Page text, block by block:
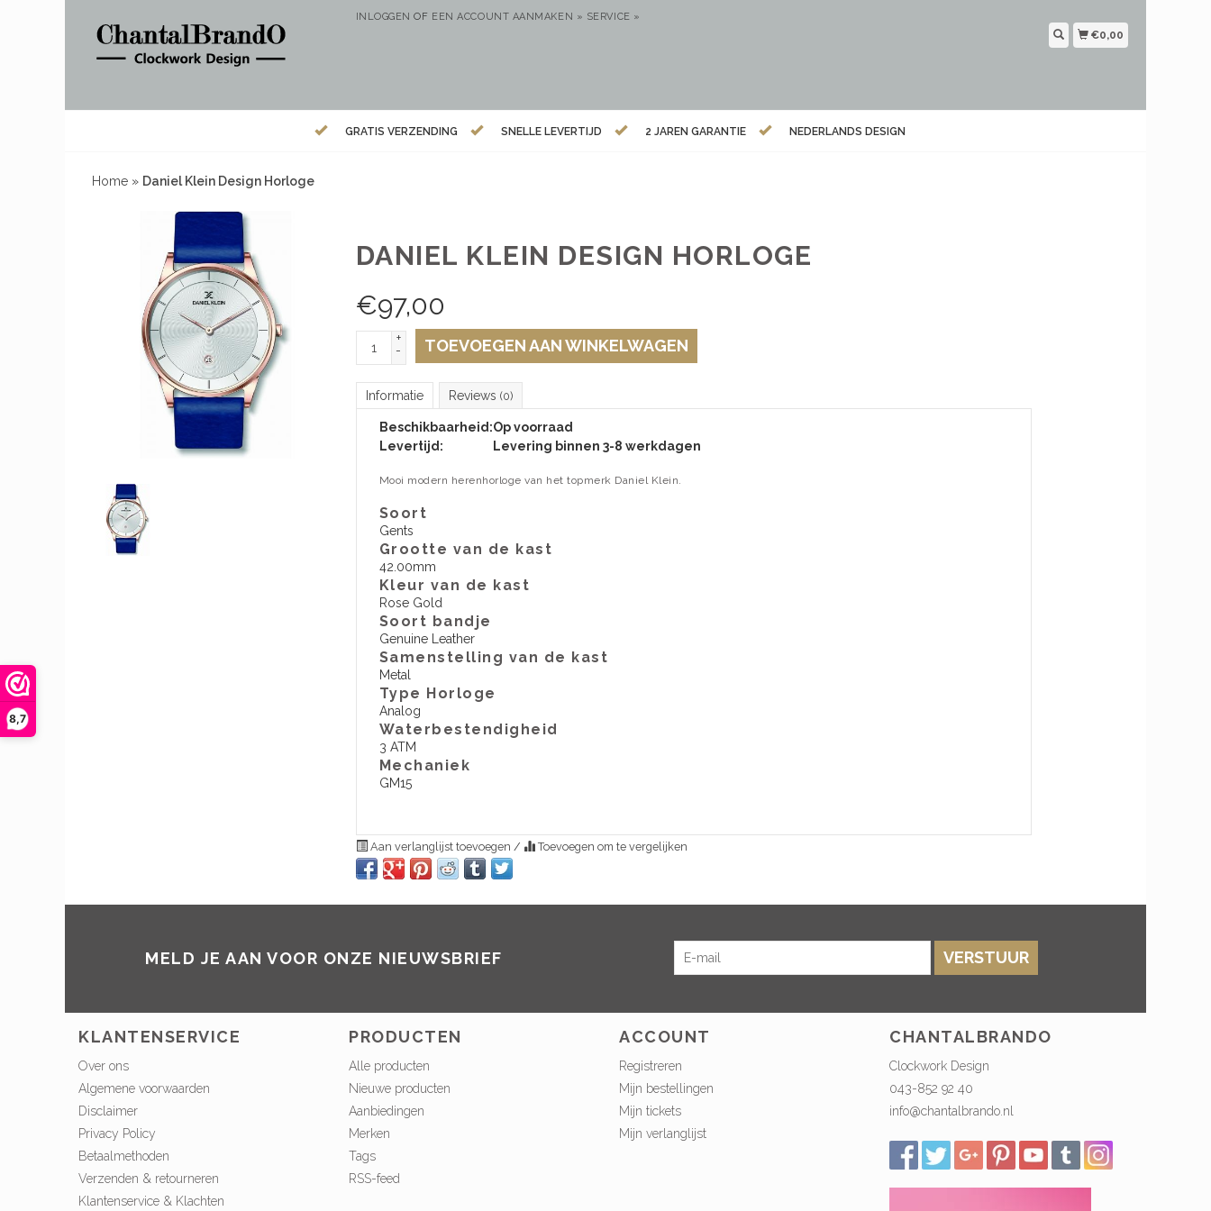
8,7
INLOGGEN OF EEN ACCOUNT AANMAKEN » SERVICE »
€0,00
GRATIS VERZENDING SNELLE LEVERTIJD 2 JAREN GARANTIE NEDERLANDS DESIGN
Home » Daniel Klein Design Horloge
DANIEL KLEIN DESIGN HORLOGE
€97,00
+
-
TOEVOEGEN AAN WINKELWAGEN
Informatie Reviews (0)
Beschikbaarheid:Op voorraad
Levertijd:
Levering binnen 3-8 werkdagen
Mooi modern herenhorloge van het topmerk Daniel Klein.
Soort
Gents
Grootte van de kast
42.00mm
Kleur van de kast
Rose Gold
Soort bandje
Genuine Leather
Samenstelling van de kast
Metal
Type Horloge
Analog
Waterbestendigheid
3 ATM
​Mechaniek
GM15
Aan verlanglijst toevoegen / Toevoegen om te vergelijken
MELD JE AAN VOOR ONZE NIEUWSBRIEF VERSTUUR
KLANTENSERVICE
Over ons
Algemene voorwaarden
Disclaimer
Privacy Policy
Betaalmethoden
Verzenden & retourneren
Klantenservice & Klachten
PRODUCTEN
Alle producten
Nieuwe producten
Aanbiedingen
Merken
Tags
RSS-feed
ACCOUNT
Registreren
Mijn bestellingen
Mijn tickets
Mijn verlanglijst
CHANTALBRANDO
Clockwork Design
043-852 92 40
info@chantalbrando.nl